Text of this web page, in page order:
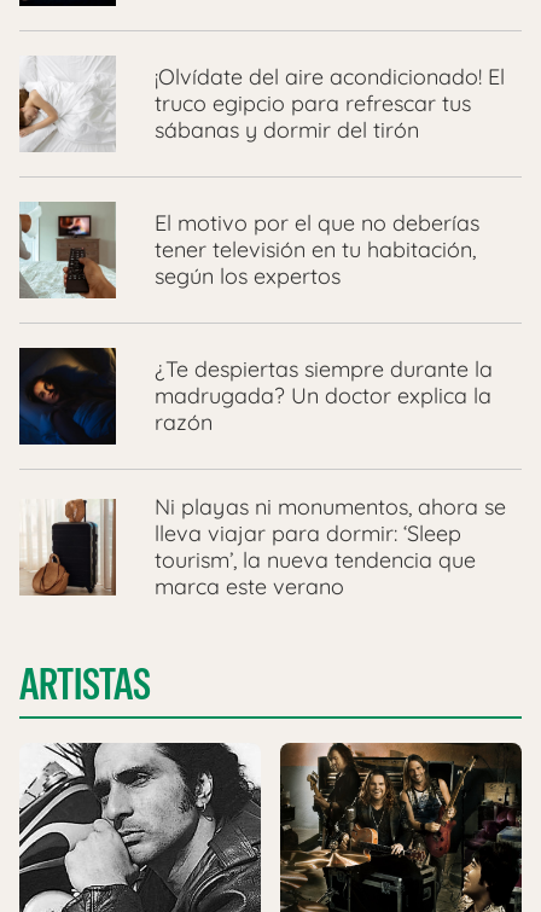
¡Olvídate del aire acondicionado! El
truco egipcio para refrescar tus
sábanas y dormir del tirón
El motivo por el que no deberías
tener televisión en tu habitación,
según los expertos
¿Te despiertas siempre durante la
madrugada? Un doctor explica la
razón
Ni playas ni monumentos, ahora se
lleva viajar para dormir: ‘Sleep
tourism’, la nueva tendencia que
marca este verano
ARTISTAS